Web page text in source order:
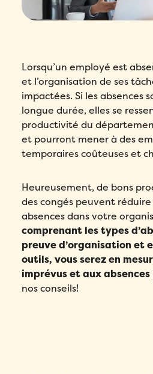
Lorsqu’un employé est
et l’organisation de ses
impactées. Si les absences
longue durée, elles se
productivité du
et pourront mener à des
temporaires coûteuses et
Heureusement, de bons
des congés peuvent
absences dans votre
comprenant les types
preuve d’organisation et
outils, vous serez en
imprévus et aux
nos conseils!